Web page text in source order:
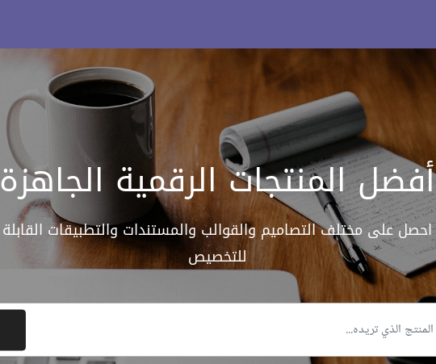
أفضل المنتجات الرقمية الجاهزة
احصل على مختلف التصاميم والقوالب والمستندات والتطبيقات القابلة
للتخصيص